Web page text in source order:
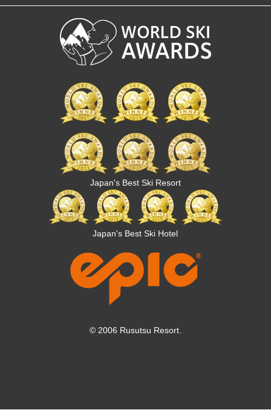
Japan's Best Ski Resort
Japan's Best Ski Hotel
© 2006 Rusutsu Resort.